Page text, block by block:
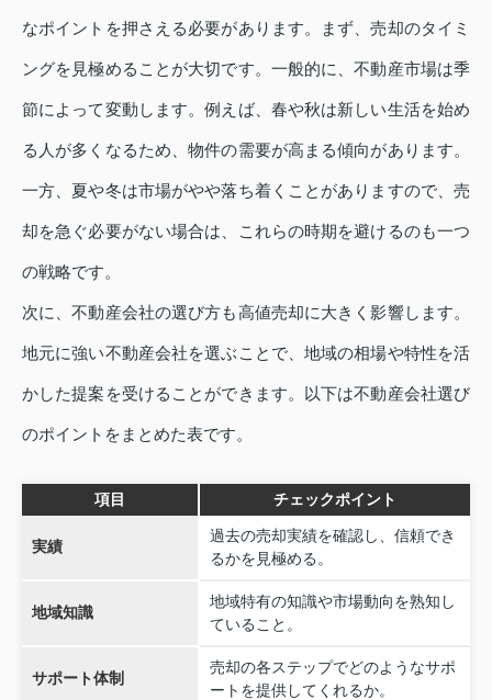
なポイントを押さえる必要があります。まず、売却のタイミ
ングを見極めることが大切です。一般的に、不動産市場は季
節によって変動します。例えば、春や秋は新しい生活を始め
る人が多くなるため、物件の需要が高まる傾向があります。
一方、夏や冬は市場がやや落ち着くことがありますので、売
却を急ぐ必要がない場合は、これらの時期を避けるのも一つ
の戦略です。
次に、不動産会社の選び方も高値売却に大きく影響します。
地元に強い不動産会社を選ぶことで、地域の相場や特性を活
かした提案を受けることができます。以下は不動産会社選び
のポイントをまとめた表です。
項目 チェックポイント
実績
過去の売却実績を確認し、信頼でき
るかを見極める。
地域知識
地域特有の知識や市場動向を熟知し
ていること。
サポート体制
売却の各ステップでどのようなサポ
ートを提供してくれるか。